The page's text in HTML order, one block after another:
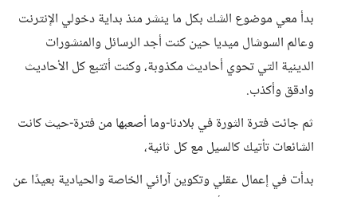
بدأ معي موضوع الشك بكل ما ينشر منذ بداية دخولي الإنترنت
وعالم السوشال ميديا حين كنت أجد الرسائل والمنشورات
الدينية التي تحوي أحاديث مكذوبة، وكنت أتتبع كل الأحاديث
وادقق وأكذب.
ثم جائت فترة الثورة في بلادنا-وما أصعبها من فترة-حيث كانت
الشائعات تأتيك كالسيل مع كل ثانية،
بدأت في إعمال عقلي وتكوين آرائي الخاصة والحيادية بعيدًا عن